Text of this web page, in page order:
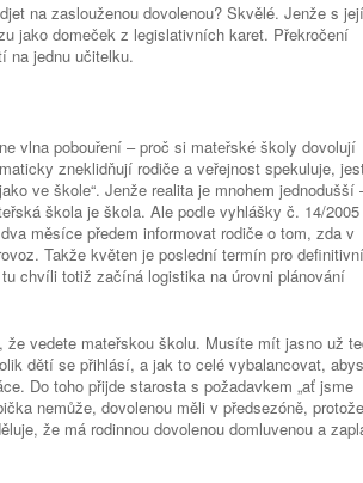
na zaslouženou dovolenou? Skvělé. Jenže s
jako domeček z legislativních karet. Překročení
na jednu učitelku.
vlna pobouření – proč si mateřské školy dovolují
zneklidňují rodiče a veřejnost spekuluje,
ve škole“. Jenže realita je mnohem jednodušší
škola je škola. Ale podle vyhlášky č. 14/2005
měsíce předem informovat rodiče o tom, zda v
Takže květen je poslední termín pro definitivní
chvíli totiž začíná logistika na úrovni plánování
vedete mateřskou školu. Musíte mít jasno už
dětí se přihlásí, a jak to celé vybalancovat,
Do toho přijde starosta s požadavkem „ať jsme
nemůže, dovolenou měli v předsezóně,
že má rodinnou dovolenou domluvenou a